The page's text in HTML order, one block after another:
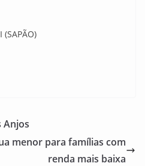
(SAPÃO)
Anjos
menor para famílias com
renda mais baixa